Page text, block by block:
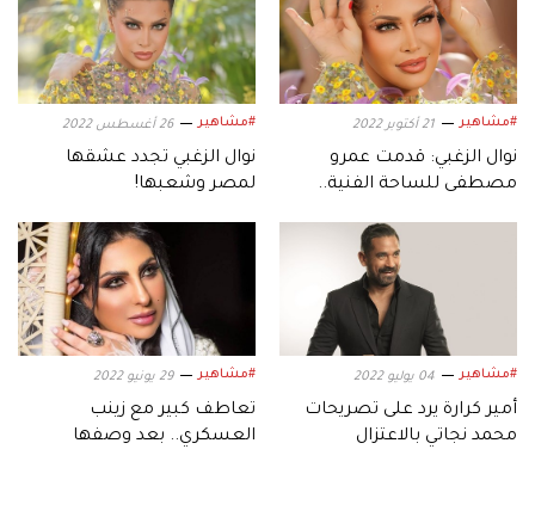
#مشاهير 21 أكتوبر 2022
نوال الزغبي: قدمت عمرو
مصطفى للساحة الفنية..
#مشاهير 26 أغسطس 2022
نوال الزغبي تجدد عشقها
لمصر وشعبها!
#مشاهير 04 يوليو 2022
أمير كرارة يرد على تصريحات
محمد نجاتي بالاعتزال
#مشاهير 29 يونيو 2022
تعاطف كبير مع زينب
العسكري.. بعد وصفها